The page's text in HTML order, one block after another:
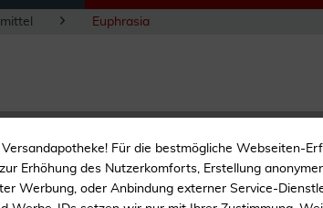
Euphrasia
Ceres Euphrasia
Für die bestmögliche Webseiten-
Erhöhung des Nutzerkomforts, Erstellung
Werbung, oder Anbindung externer Service-